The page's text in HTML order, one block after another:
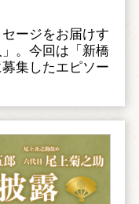
ージをお届けす
。今回は「新橋
集したエピソー